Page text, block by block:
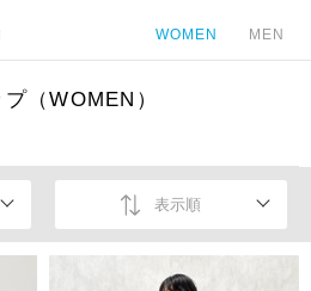
WOMEN MEN
（WOMEN）
表示順